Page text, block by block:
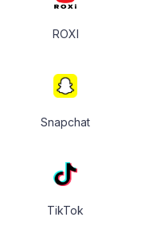
ROXI
Snapchat
TikTok